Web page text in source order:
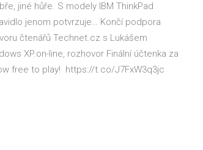
jiné hůře. S modely IBM ThinkPad
jenom potvrzuje… Končí podpora
čtenářů Technet.cz s Lukášem
XP.on-line, rozhovor Finální účtenka za
free to play! ️ https://t.co/J7FxW3q3jc